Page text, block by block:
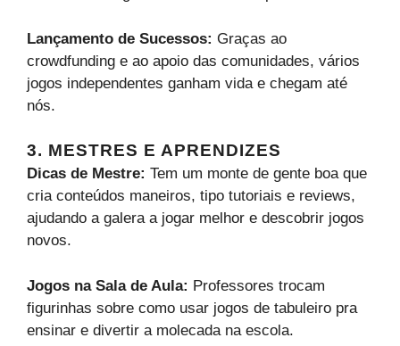
Lançamento de Sucessos: Graças ao
crowdfunding e ao apoio das comunidades, vários
jogos independentes ganham vida e chegam até
nós.
3. MESTRES E APRENDIZES
Dicas de Mestre: Tem um monte de gente boa que
cria conteúdos maneiros, tipo tutoriais e reviews,
ajudando a galera a jogar melhor e descobrir jogos
novos.
Jogos na Sala de Aula: Professores trocam
figurinhas sobre como usar jogos de tabuleiro pra
ensinar e divertir a molecada na escola.